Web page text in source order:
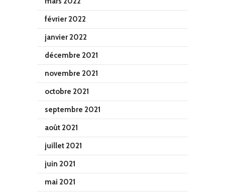
février 2022
janvier 2022
décembre 2021
novembre 2021
octobre 2021
septembre 2021
août 2021
juillet 2021
juin 2021
mai 2021